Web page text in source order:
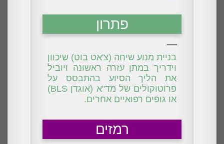
פתרון
בניית מנוע שיחה (צ'אט בוט) שיכוון
וידריך במתן עזרה ראשונה ויוביל
את הליך הסיוע בהתבסס על
פרוטוקולים של מד"א (אוגדן BLS)
או גופים רפואיים אחרים.
רמזים